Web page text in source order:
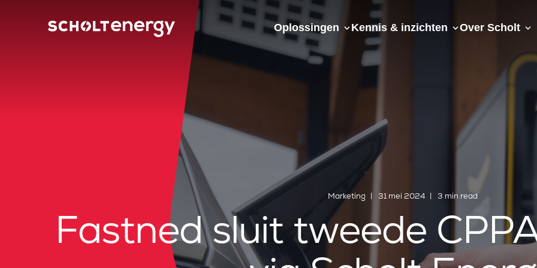
Oplossingen Kennis & inzichten Over Scholt
Marketing 31 mei 2024 3 min read
Fastned sluit tweede